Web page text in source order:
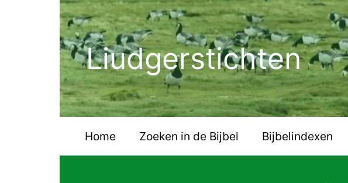
Liudgerstichten
Home Zoeken in de Bijbel Bijbelindexen